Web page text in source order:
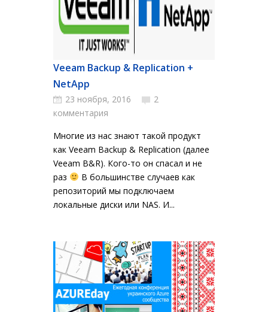
Veeam Backup & Replication +
NetApp
23 ноября, 2016
2
комментария
Многие из нас знают такой продукт
как Veeam Backup & Replication (далее
Veeam B&R). Кого-то он спасал и не
раз
В большинстве случаев как
репозиторий мы подключаем
локальные диски или NAS. И...